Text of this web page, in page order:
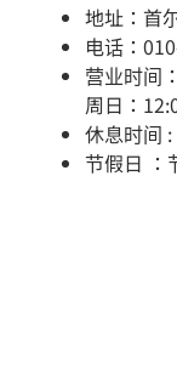
地址：首
电话：
营业时间
周日：
休息时间
节假日 ：